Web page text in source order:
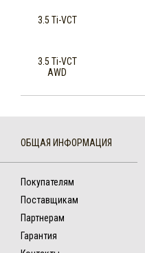
3.5 Ti-VCT
3.5 Ti-VCT
AWD
ОБЩАЯ ИНФОРМАЦИЯ
Покупателям
Поставщикам
Партнерам
Гарантия